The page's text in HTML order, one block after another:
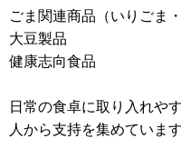
ごま関連商品（いりごま
大豆製品
健康志向食品
日常の食卓に取り入れや
人から支持を集めています